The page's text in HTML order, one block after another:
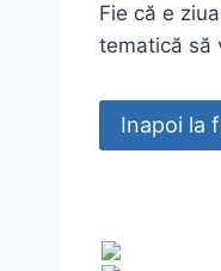
Fie că e
tematică să
Inapoi la